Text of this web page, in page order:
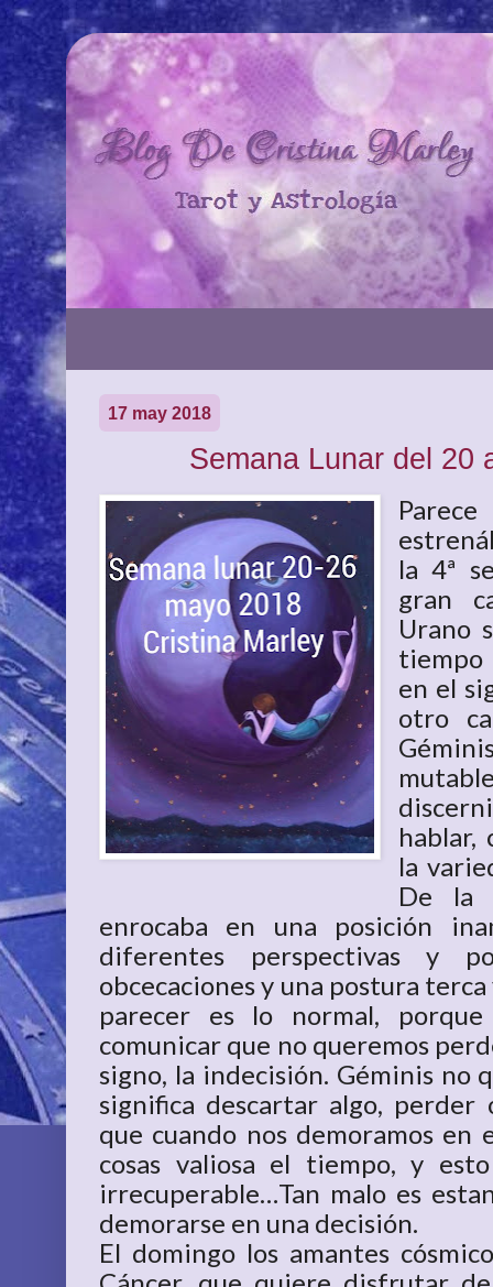
17 may 2018
Semana Lunar del 20
la 4ª
gran
Urano
tiempo
en el
otro
hablar,
la
De la
enrocaba en una posición
diferentes perspectivas y
obcecaciones y una postura
parecer es lo normal,
comunicar que no queremos
signo, la indecisión. Géminis no
significa descartar algo, perder
que cuando nos demoramos en
cosas valiosa el tiempo, y
irrecuperable…Tan malo es
demorarse en una decisión.
El domingo los amantes